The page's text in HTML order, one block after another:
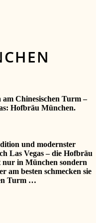
Chinesischen Turm –
Hofbräu München.
und modernster
Las Vegas – die Hofbräu
in München sondern
am besten schmecken sie
Turm …